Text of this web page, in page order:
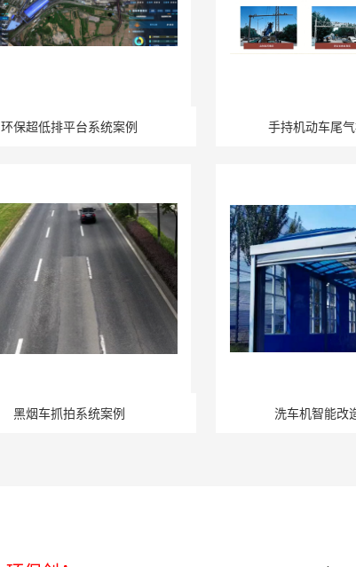
环保超低排平台系统案例 手持机动车尾
黑烟车抓拍系统案例 洗车机智能改